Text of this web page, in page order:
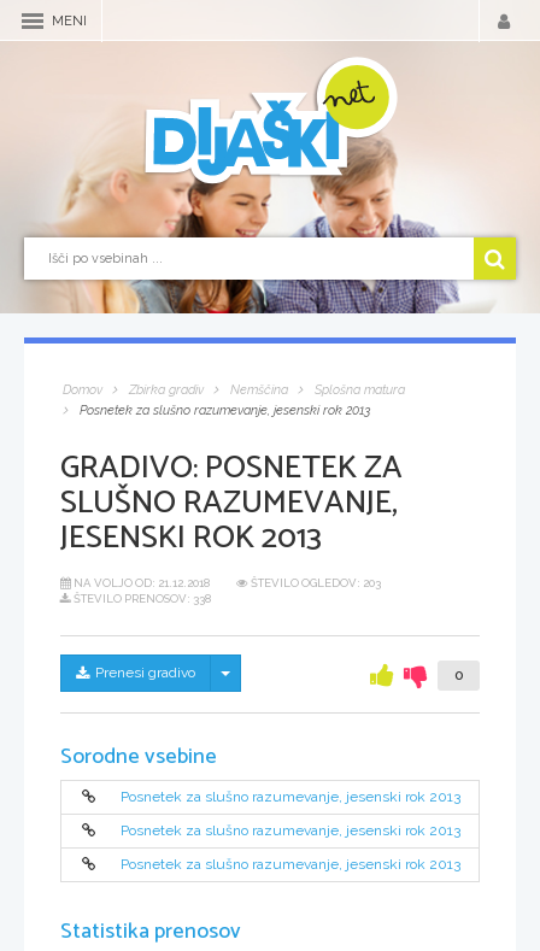
MENI
Domov Zbirka gradiv Nemščina
Splošna matura
Posnetek za slušno razumevanje, jesenski rok 2013
GRADIVO:POSNETEK ZA
SLUŠNO RAZUMEVANJE,
JESENSKI ROK 2013
NA VOLJO OD: 21.12.2018
ŠTEVILO OGLEDOV: 203
ŠTEVILO PRENOSOV: 338
Prenesi gradivo Skrij/prikaži meni 0
Sorodne vsebine
Posnetek za slušno razumevanje, jesenski rok 2013
Posnetek za slušno razumevanje, jesenski rok 2013
Posnetek za slušno razumevanje, jesenski rok 2013
Statistika prenosov